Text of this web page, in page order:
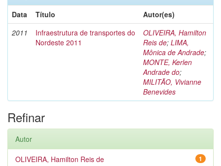
Data
Título
Autor(es)
2011
Infraestrutura de transportes do
Nordeste 2011
OLIVEIRA, Hamilton
Reis de; LIMA,
Mônica de Andrade;
MONTE, Kerlen
Andrade do;
MILITÃO, Vivianne
Benevides
Refinar
Autor
1
OLIVEIRA, Hamilton Reis de